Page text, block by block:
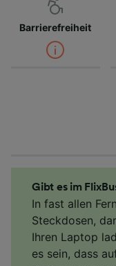
Barrierefreiheit
Gibt es im
In fast allen
Steckdosen,
Ihren Laptop
es sein, dass